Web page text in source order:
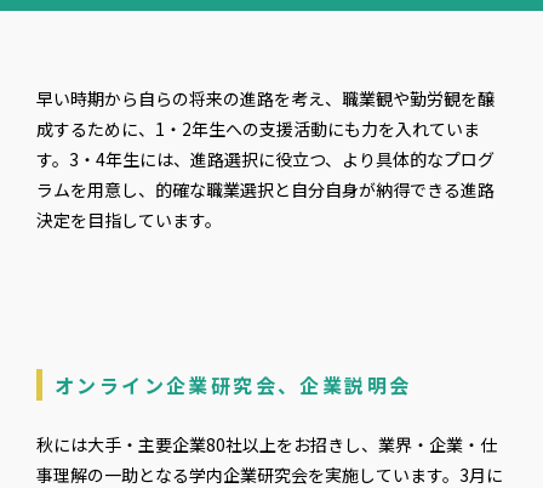
早い時期から自らの将来の進路を考え、職業観や勤労観を醸
成するために、1・2年生への支援活動にも力を入れていま
す。3・4年生には、進路選択に役立つ、より具体的なプログ
ラムを用意し、的確な職業選択と自分自身が納得できる進路
決定を目指しています。
オンライン企業研究会、企業説明会
秋には大手・主要企業80社以上をお招きし、業界・企業・仕
事理解の一助となる学内企業研究会を実施しています。3月に